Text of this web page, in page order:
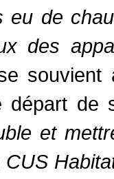
eu de
des
souvient
départ
et